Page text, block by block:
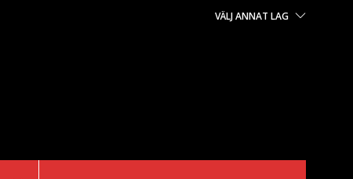
VÄLJ ANNAT LAG